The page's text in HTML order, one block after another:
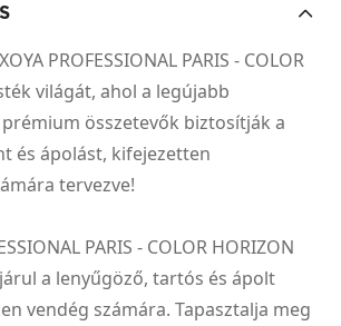
PROFESSIONAL PARIS - COLOR
világát, ahol a legújabb
összetevők biztosítják a
és ápolást, kifejezetten
tervezve!
PARIS - COLOR HORIZON
a lenyűgöző, tartós és ápolt
vendég számára. Tapasztalja meg